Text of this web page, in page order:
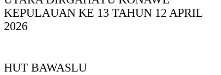
KEPULAUAN KE 13 TAHUN 12 APRIL
2026
HUT BAWASLU